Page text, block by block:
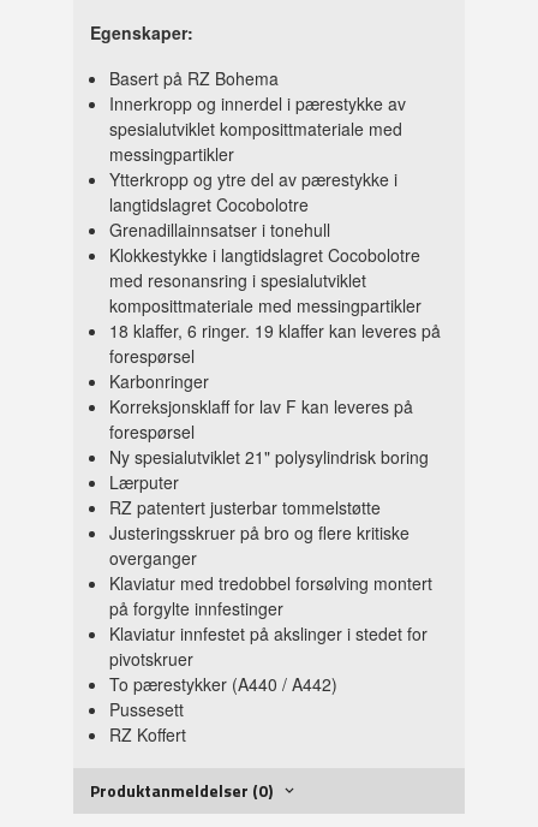
Egenskaper:
Basert på RZ Bohema
Innerkropp og innerdel i pærestykke av
spesialutviklet komposittmateriale med
messingpartikler
Ytterkropp og ytre del av pærestykke i
langtidslagret Cocobolotre
Grenadillainnsatser i tonehull
Klokkestykke i langtidslagret Cocobolotre
med resonansring i spesialutviklet
komposittmateriale med messingpartikler
18 klaffer, 6 ringer. 19 klaffer kan leveres på
forespørsel
Karbonringer
Korreksjonsklaff for lav F kan leveres på
forespørsel
Ny spesialutviklet 21" polysylindrisk boring
Lærputer
RZ patentert justerbar tommelstøtte
Justeringsskruer på bro og flere kritiske
overganger
Klaviatur med tredobbel forsølving montert
på forgylte innfestinger
Klaviatur innfestet på akslinger i stedet for
pivotskruer
To pærestykker (A440 / A442)
Pussesett
RZ Koffert
Produktanmeldelser (0)